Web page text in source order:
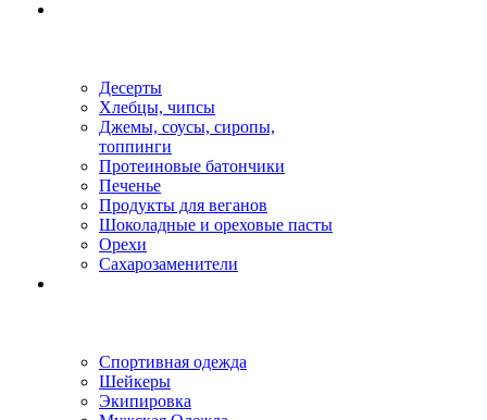
Десерты
Хлебцы, чипсы
Джемы, соусы, сиропы,
топпинги
Протеиновые батончики
Печенье
Продукты для веганов
Шоколадные и ореховые пасты
Орехи
Сахарозаменители
Спортивная одежда
Шейкеры
Экипировка